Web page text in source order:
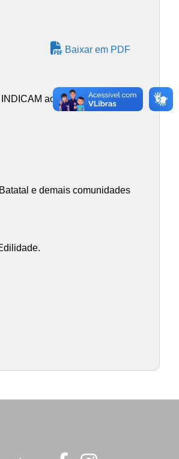
Baixar em PDF
ao Chefe do Poder
e demais comunidades